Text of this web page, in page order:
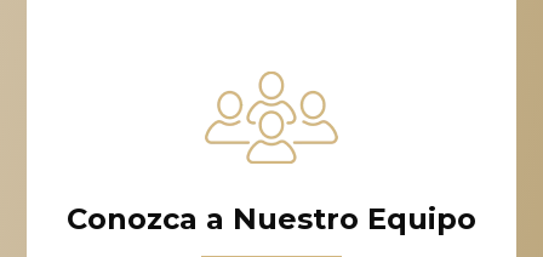
Conozca a Nuestro Equipo